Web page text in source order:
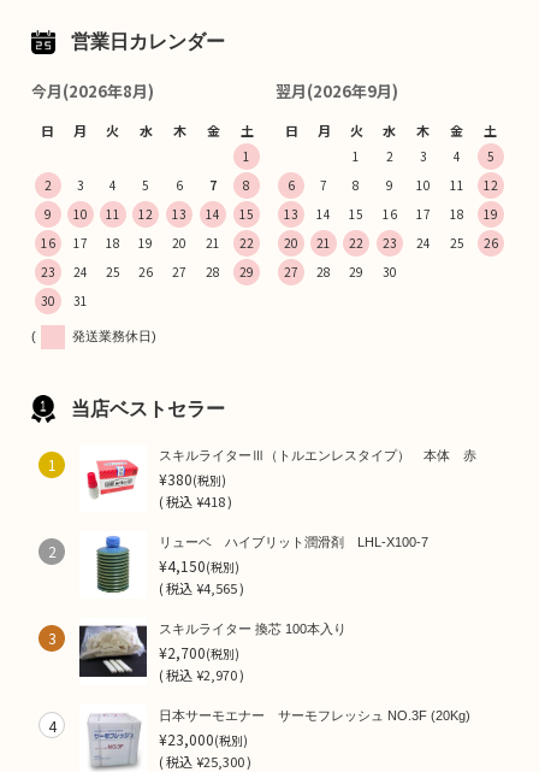
営業日カレンダー
今月(2026年8月)
日 月 火 水 木 金 土
1
2
3 4 5 6 7
8
9
10 11 12 13 14
15
16
17 18 19 20 21
22
23
24 25 26 27 28
29
30
31
翌月(2026年9月)
日 月 火 水 木 金 土
1 2 3 4
5
6
7 8 9 10 11
12
13
14 15 16 17 18
19
20
21 22 23 24 25
26
27
28 29 30
( 発送業務休日)
当店ベストセラー
1 スキルライターⅢ（トルエンレスタイプ） 本体 赤
¥380(税別)
(税込¥418 )
2 リューベ ハイブリット潤滑剤 LHL-X100-7
¥4,150(税別)
(税込¥4,565 )
3 スキルライター 換芯 100本入り
¥2,700(税別)
(税込¥2,970 )
4 日本サーモエナー サーモフレッシュ NO.3F (20Kg)
¥23,000(税別)
(税込¥25,300 )